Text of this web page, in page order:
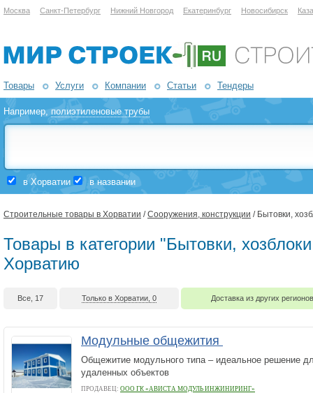
Москва Санкт-Петербург Нижний Новгород Екатеринбург Новосибирск
Товары Услуги Компании Статьи Тендеры
Например,полиэтиленовые трубы
в Хорватии в названии
Строительные товары в Хорватии /Сооружения, конструкции / Бытовки,
Товары в категории "Бытовки,
Хорватию
Все, 17 Только в Хорватии, 0 Доставка из других
Модульные общежития
Общежитие модульного типа – идеальное решение
удаленных объектов
ПРОДАВЕЦ: ООО ГК «АВИСТА МОДУЛЬ ИНЖИНИРИНГ»